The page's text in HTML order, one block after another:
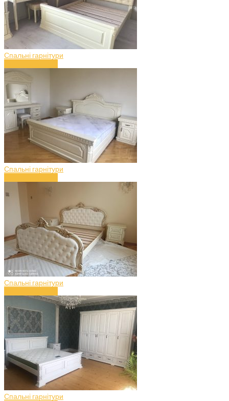
Спальні гарнітури
Спальні гарнітури
Спальні гарнітури
Спальні гарнітури